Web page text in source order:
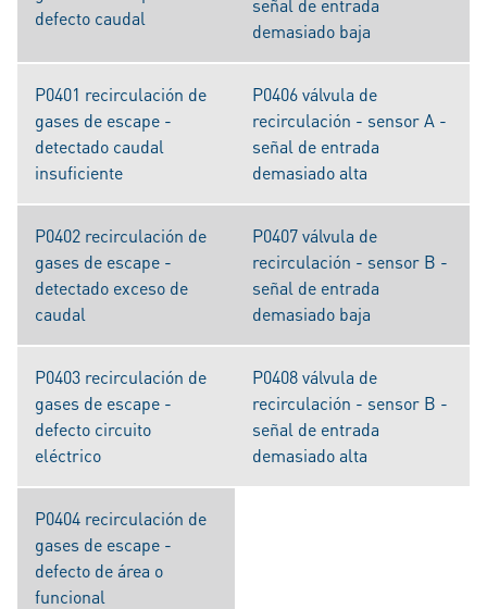
defecto caudal
demasiado baja
P0401 recirculación de
gases de escape -
detectado caudal
insuficiente
P0406 válvula de
recirculación - sensor A -
señal de entrada
demasiado alta
P0402 recirculación de
gases de escape -
detectado exceso de
caudal
P0407 válvula de
recirculación - sensor B -
señal de entrada
demasiado baja
P0403 recirculación de
gases de escape -
defecto circuito
eléctrico
P0408 válvula de
recirculación - sensor B -
señal de entrada
demasiado alta
P0404 recirculación de
gases de escape -
defecto de área o
funcional